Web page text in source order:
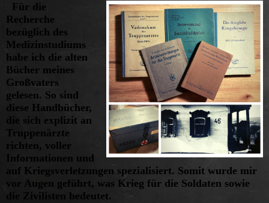
Für die
Recherche
bezüglich des
Medizinstudiums
habe ich die alten
Bücher meines
Großvaters
gelesen. So sind
diese Handbücher,
die sich explizit an
Truppenärzte
richten, voller
Informationen und
auf Kriegsverletzungen spezialisiert. Somit wurde mir
vor Augen geführt, was Krieg für die Soldaten sowie
die Zivilisten bedeutet.